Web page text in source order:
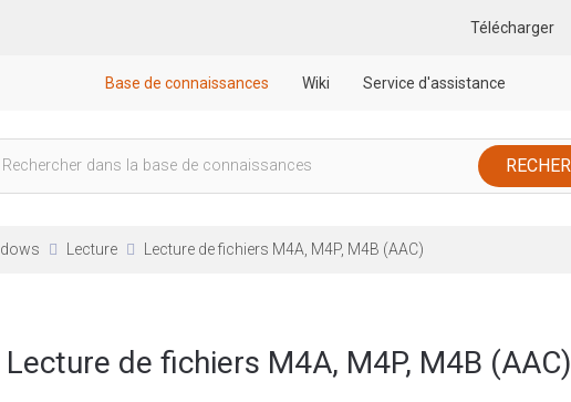
Télécharger
Base de connaissances Wiki Service d'assistance
Lecture Lecture de fichiers M4A, M4P, M4B (AAC)
Lecture de fichiers M4A, M4P, M4B (AAC)